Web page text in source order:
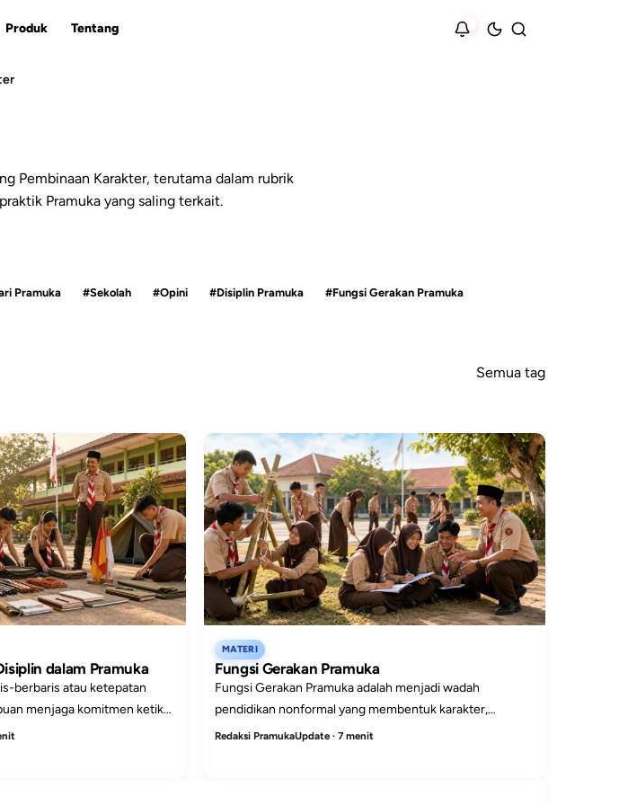
Produk Tentang
Pembinaan Karakter, terutama dalam rubrik
Pramuka yang saling terkait.
Pramuka #Sekolah #Opini #Disiplin Pramuka #Fungsi Gerakan Pramuka
Semua tag
dalam Pramuka
berbaris atau ketepatan
menjaga komitmen ketika
MATERI
Fungsi Gerakan Pramuka
Fungsi Gerakan Pramuka adalah menjadi wadah
pendidikan nonformal yang membentuk karakter,
keterampilan hidup, kepemimpinan, dan kepedulian sosial
Redaksi PramukaUpdate · 7 menit